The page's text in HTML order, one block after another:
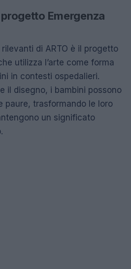
Emergenza
di ARTO è il progetto
utilizza l’arte come forma
in contesti ospedalieri.
il disegno, i bambini possono
paure, trasformando le loro
un significato